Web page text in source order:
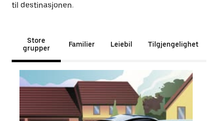
til destinasjonen.
Store
grupper
Familier Leiebil Tilgjengelighet